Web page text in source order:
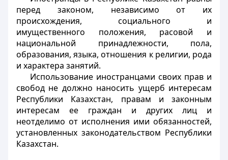
перед законом, независимо от их
происхождения, социального и
имущественного положения, расовой и
национальной принадлежности, пола,
образования, языка, отношения к религии, рода
и характера занятий.
Использование иностранцами своих прав и
свобод не должно наносить ущерб интересам
Республики Казахстан, правам и законным
интересам ее граждан и других лиц и
неотделимо от исполнения ими обязанностей,
установленных законодательством Республики
Казахстан.